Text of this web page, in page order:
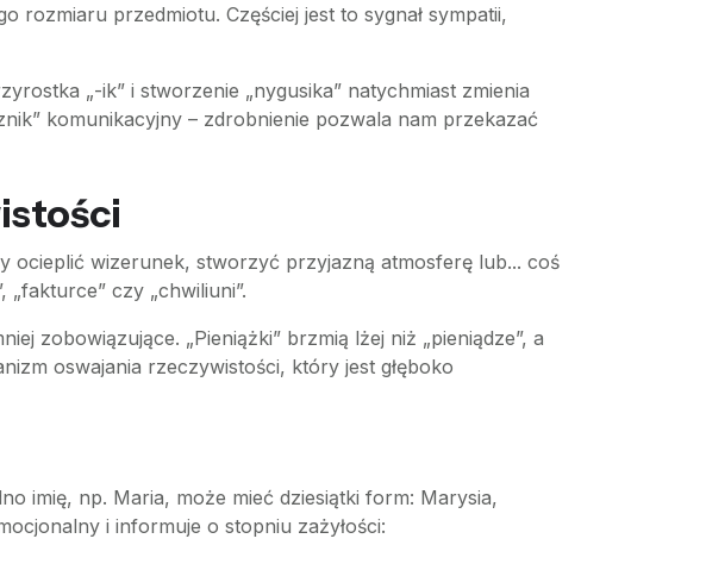
rozmiaru przedmiotu. Częściej jest to sygnał sympatii,
„-ik” i stworzenie „nygusika” natychmiast zmienia
komunikacyjny – zdrobnienie pozwala nam przekazać
ocieplić wizerunek, stworzyć przyjazną atmosferę lub... coś
czy „chwiliuni”.
zobowiązujące. „Pieniążki” brzmią lżej niż „pieniądze”, a
oswajania rzeczywistości, który jest głęboko
imię, np. Maria, może mieć dziesiątki form: Marysia,
i informuje o stopniu zażyłości: